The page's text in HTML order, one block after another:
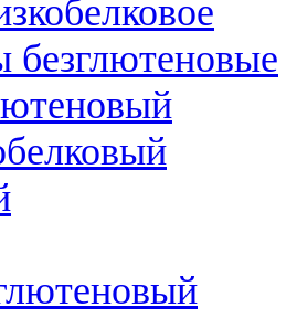
безглютеновые